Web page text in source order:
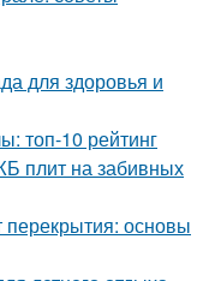
для здоровья и
топ-10 рейтинг
плит на забивных
основы